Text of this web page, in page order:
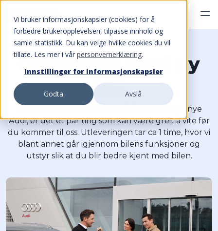
Vi bruker informasjonskapsler (cookies) for å
forbedre brukeropplevelsen, tilpasse innhold og
samle statistikk. Du kan velge hvilke cookies du vil
tillate. Les mer i vår personvernerklæring.
Innstillinger for informasjonskapsler
Godta Avslå
Gratulerer med ny
bil!
Når det nærmer seg tid for å få utlevert din nye
Audi, er det et par ting som kan være greit å vite før
du kommer til oss. Utleveringen tar ca 1 time, hvor vi
blant annet går igjennom bilens funksjoner og
utstyr slik at du blir bedre kjent med bilen.